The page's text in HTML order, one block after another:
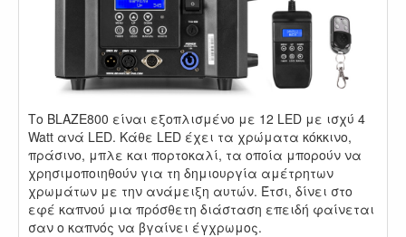
Το BLAZE800 είναι εξοπλισμένο με 12 LED με ισχύ 4
Watt ανά LED. Κάθε LED έχει τα χρώματα κόκκινο,
πράσινο, μπλε και πορτοκαλί, τα οποία μπορούν να
χρησιμοποιηθούν για τη δημιουργία αμέτρητων
χρωμάτων με την ανάμειξη αυτών. Έτσι, δίνει στο
εφέ καπνού μια πρόσθετη διάσταση επειδή φαίνεται
σαν ο καπνός να βγαίνει έγχρωμος.